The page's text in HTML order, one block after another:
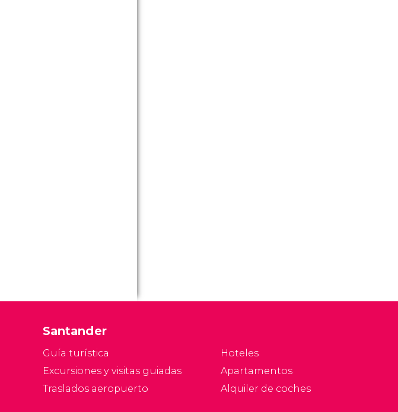
Santander
Guía turística
Excursiones y visitas guiadas
Traslados aeropuerto
Hoteles
Apartamentos
Alquiler de coches